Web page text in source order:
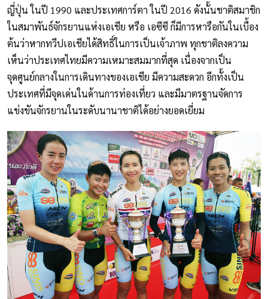
ญี่ปุ่น ในปี 1990 และประเทศการ์ตา ในปี 2016 ดังนั้นชาติสมาชิก
ในสมาพันธ์จักรยานแห่งเอเชีย หรือ เอซีซี ก็มีการหารือกันในเบื้อง
ต้นว่าหากทวีปเอเชียได้สิทธิ์ในการเป็นเจ้าภาพ ทุกชาติลงความ
เห็นว่าประเทศไทยมีความเหมาะสมมากที่สุด เนื่องจากเป็น
จุดศูนย์กลางในการเดินทางของเอเชีย มีความสะดวก อีกทั้งเป็น
ประเทศที่มีจุดเด่นในด้านการท่องเที่ยว และมีมาตรฐานจัดการ
แข่งขันจักรยานในระดับนานาชาติได้อย่างยอดเยี่ยม